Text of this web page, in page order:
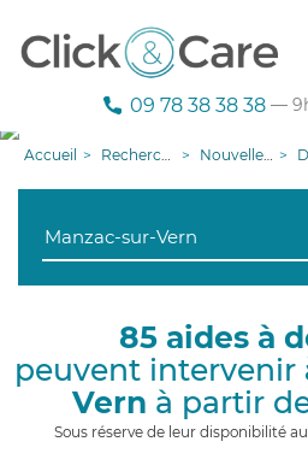
09 78 38 38 38 —
Accueil Recherche aide à domicile Nouvelle-Aquitaine
85 aides à
peuvent intervenir
Vern à partir
Sous réserve de leur disponibilité